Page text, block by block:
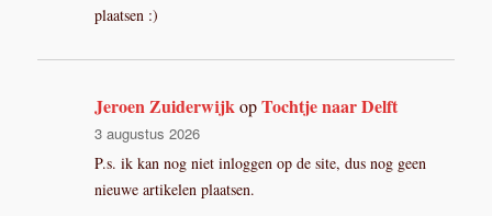
plaatsen :)
Jeroen ZuiderwijkopTochtje naar Delft
3 augustus 2026
P.s. ik kan nog niet inloggen op de site, dus nog geen
nieuwe artikelen plaatsen.